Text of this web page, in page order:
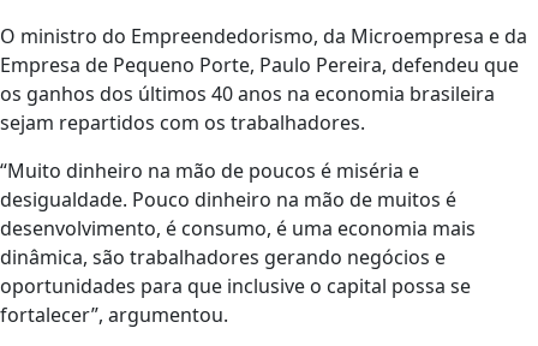
O ministro do Empreendedorismo, da Microempresa e da
Empresa de Pequeno Porte, Paulo Pereira, defendeu que
os ganhos dos últimos 40 anos na economia brasileira
sejam repartidos com os trabalhadores.
“Muito dinheiro na mão de poucos é miséria e
desigualdade. Pouco dinheiro na mão de muitos é
desenvolvimento, é consumo, é uma economia mais
dinâmica, são trabalhadores gerando negócios e
oportunidades para que inclusive o capital possa se
fortalecer”, argumentou.